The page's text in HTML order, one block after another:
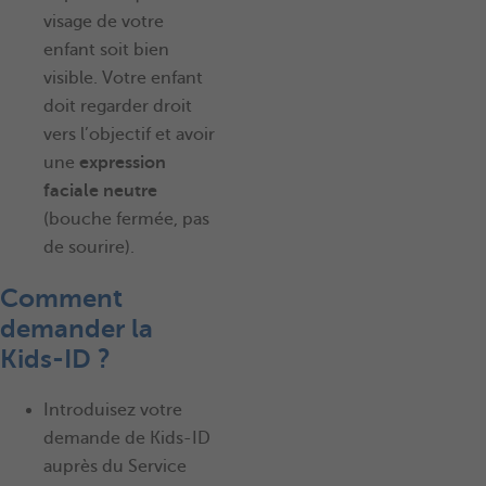
visage de votre
enfant soit bien
visible. Votre enfant
doit regarder droit
vers l’objectif et avoir
une expression
faciale neutre
(bouche fermée, pas
de sourire).
Comment
demander la
Kids-ID ?
Introduisez votre
demande de Kids-ID
auprès du Service